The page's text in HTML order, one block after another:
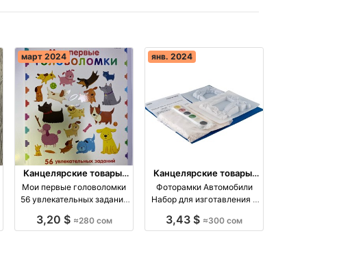
март 2024
Канцелярские товары,
книги, учебники
Мои первые головоломки
56 увлекательных заданий
3,20 $ ≈280 сом
янв. 2024
Канцелярские товары,
книги, учебники
Фоторамки Автомобили
Набор для изготавления и
3,43 $ ≈300 сом